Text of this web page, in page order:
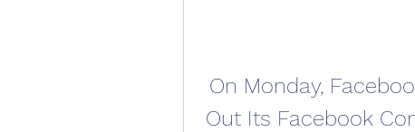
On Monday,
Out Its Facebook